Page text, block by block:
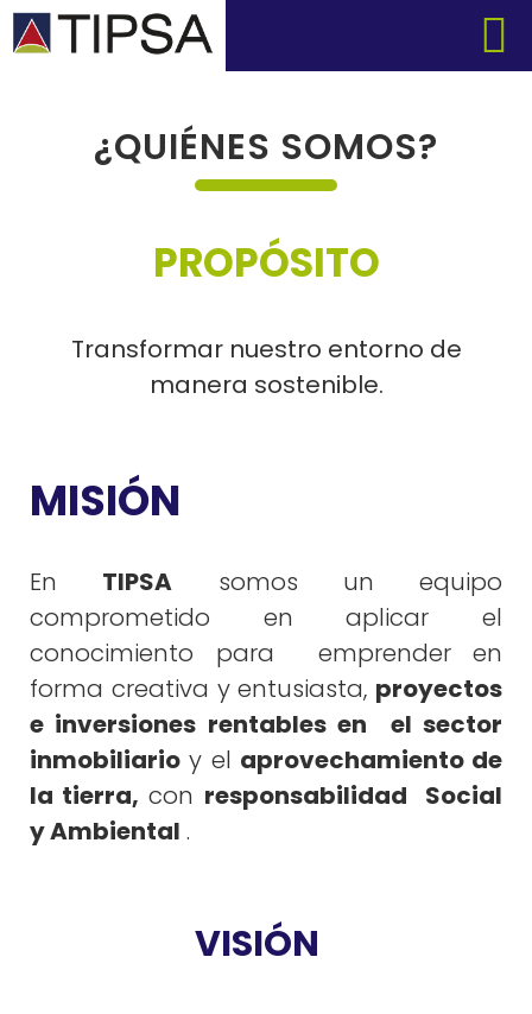
¿QUIÉNES SOMOS?
PROPÓSITO
Transformar nuestro entorno de
manera sostenible.
MISIÓN
En TIPSA somos un equipo
comprometido en aplicar el
conocimiento para
emprender en
forma creativa y entusiasta, proyectos
e inversiones rentables en
el sector
inmobiliario y el aprovechamiento de
la tierra, con responsabilidad
Social
y Ambiental .
VISIÓN